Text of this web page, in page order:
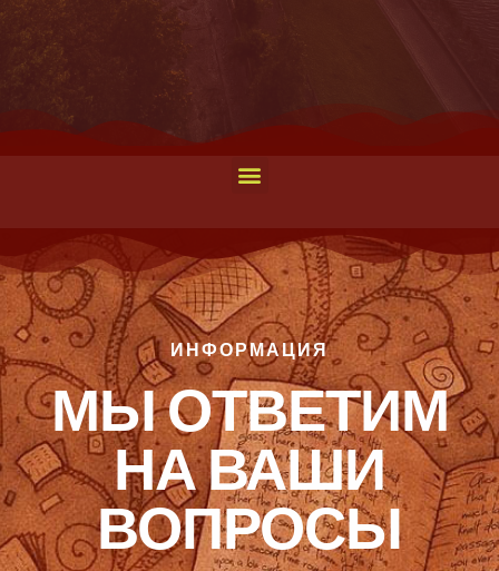
ИНФОРМАЦИЯ
МЫ ОТВЕТИМ
НА ВАШИ
ВОПРОСЫ